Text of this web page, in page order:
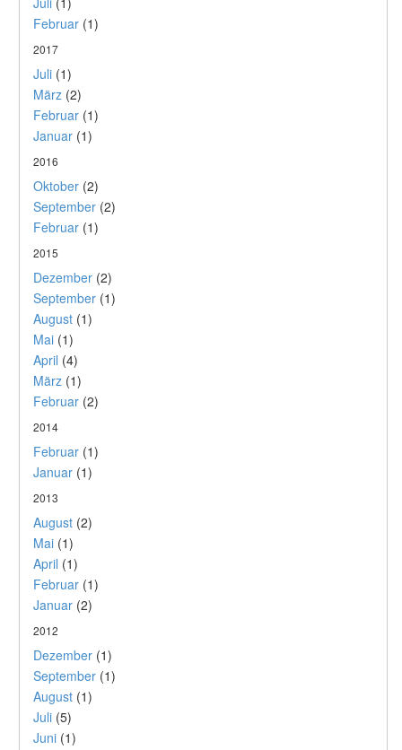
Februar (1)
2017
Juli (1)
März (2)
Februar (1)
Januar (1)
2016
Oktober (2)
September (2)
Februar (1)
2015
Dezember (2)
September (1)
August (1)
Mai (1)
April (4)
März (1)
Februar (2)
2014
Februar (1)
Januar (1)
2013
August (2)
Mai (1)
April (1)
Februar (1)
Januar (2)
2012
Dezember (1)
September (1)
August (1)
Juli (5)
Juni (1)